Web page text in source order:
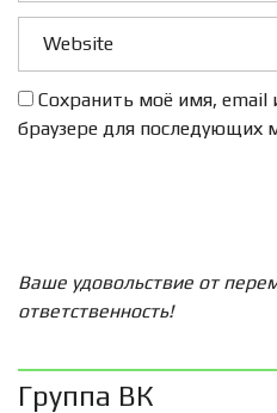
Сохранить моё имя, email
браузере для последующих
Ваше удовольствие от
ответственность!
Группа ВК